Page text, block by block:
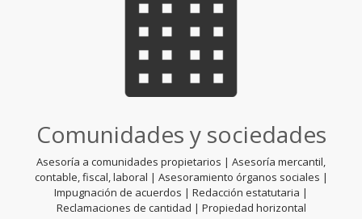
Comunidades y sociedades
Asesoría a comunidades propietarios | Asesoría mercantil,
contable, fiscal, laboral | Asesoramiento órganos sociales |
Impugnación de acuerdos | Redacción estatutaria |
Reclamaciones de cantidad | Propiedad horizontal